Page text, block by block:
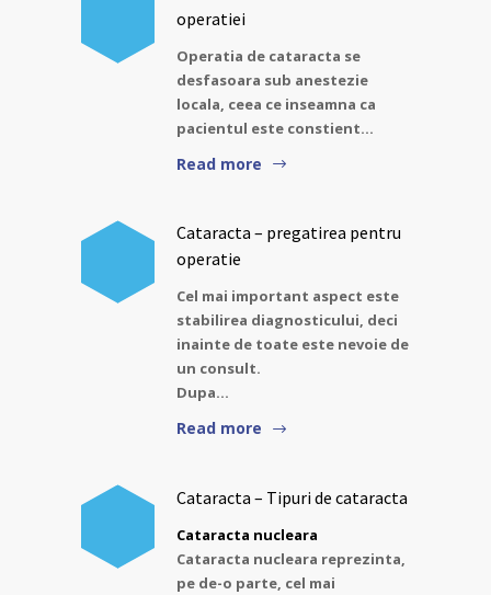
operatiei
Operatia de cataracta se
desfasoara sub anestezie
locala, ceea ce inseamna ca
pacientul este constient…
Read more
Cataracta – pregatirea pentru
operatie
Cel mai important aspect este
stabilirea diagnosticului, deci
inainte de toate este nevoie de
un consult.
Dupa…
Read more
Cataracta – Tipuri de cataracta
Cataracta nucleara
Cataracta nucleara reprezinta,
pe de-o parte, cel mai